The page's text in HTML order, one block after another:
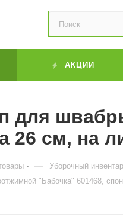
АКЦИИ
для
26 см, на
— Уборочный
"Бабочка" 601468,